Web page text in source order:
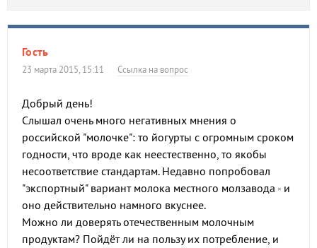
Гость
23 марта 2015, 15:11 Ссылка на вопрос
Добрый день!
Слышал очень много негативных мнения о
российской "молочке": то йогурты с огромным сроком
годности, что вроде как неестественно, то якобы
несоответствие стандартам. Недавно попробовал
"экспортный" вариант молока местного молзавода - и
оно действительно намного вкуснее.
Можно ли доверять отечественным молочным
продуктам? Пойдёт ли на пользу их потребление, и